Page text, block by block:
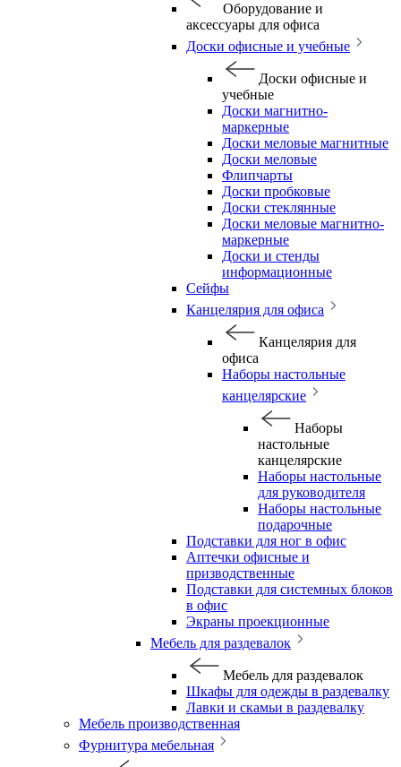
Оборудование и
аксессуары для офиса
Доски офисные и учебные
Доски офисные и
учебные
Доски магнитно-
маркерные
Доски меловые магнитные
Доски меловые
Флипчарты
Доски пробковые
Доски стеклянные
Доски меловые магнитно-
маркерные
Доски и стенды
информационные
Сейфы
Канцелярия для офиса
Канцелярия для
офиса
Наборы настольные
канцелярские
Наборы
настольные
канцелярские
Наборы настольные
для руководителя
Наборы настольные
подарочные
Подставки для ног в офис
Аптечки офисные и
призводственные
Подставки для системных блоков
в офис
Экраны проекционные
Мебель для раздевалок
Мебель для раздевалок
Шкафы для одежды в раздевалку
Лавки и скамьи в раздевалку
Мебель производственная
Фурнитура мебельная